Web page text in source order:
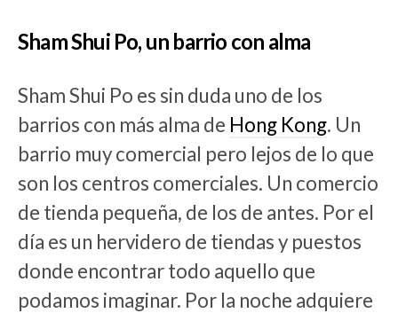
Sham Shui Po, un barrio con alma
Sham Shui Po es sin duda uno de los
barrios con más alma de Hong Kong. Un
barrio muy comercial pero lejos de lo que
son los centros comerciales. Un comercio
de tienda pequeña, de los de antes. Por el
día es un hervidero de tiendas y puestos
donde encontrar todo aquello que
podamos imaginar. Por la noche adquiere